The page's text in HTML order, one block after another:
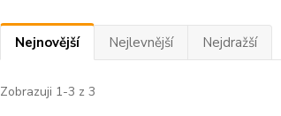
Nejnovější Nejlevnější Nejdražší
Zobrazuji 1-3 z 3